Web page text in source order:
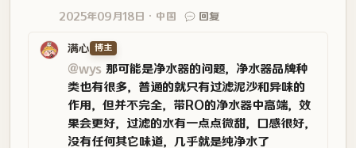
2025年09月18日 中国 回复
满心 博主
@wys 那可能是净水器的问题，净水器品牌种
类也有很多，普通的就只有过滤泥沙和异味的
作用，但并不完全，带RO的净水器中高端，效
果会更好，过滤的水有一点点微甜，口感很好，
没有任何其它味道，几乎就是纯净水了